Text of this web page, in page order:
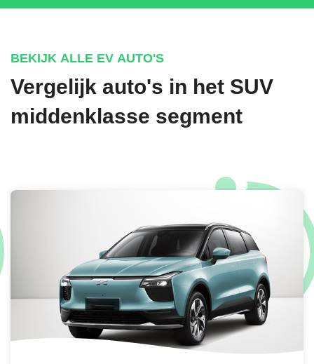
BEKIJK ALLE EV AUTO'S
Vergelijk auto's in het SUV
middenklasse segment